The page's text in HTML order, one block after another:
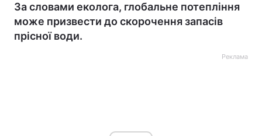
За словами еколога, глобальне потепління
може призвести до скорочення запасів
прісної води.
Реклама